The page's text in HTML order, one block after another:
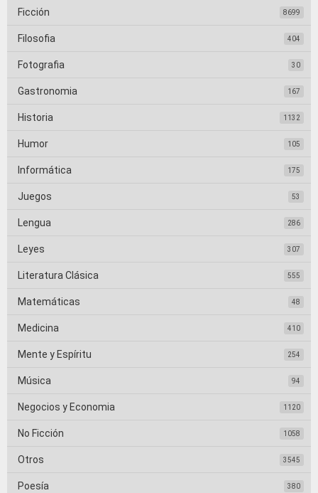
Ficción 8699
Filosofia 404
Fotografia 30
Gastronomia 167
Historia 1132
Humor 105
Informática 175
Juegos 53
Lengua 286
Leyes 307
Literatura Clásica 555
Matemáticas 48
Medicina 410
Mente y Espíritu 254
Música 94
Negocios y Economia 1120
No Ficción 1058
Otros 3545
Poesía 380